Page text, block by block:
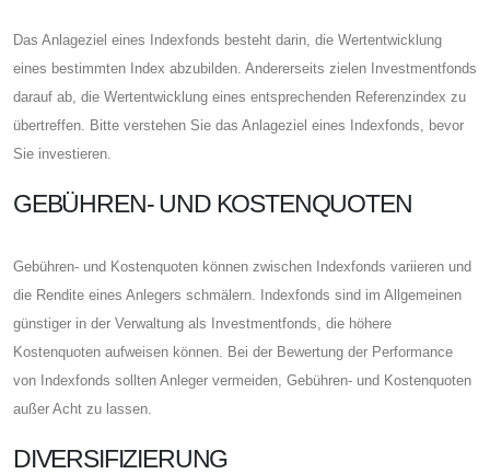
Das Anlageziel eines Indexfonds besteht darin, die Wertentwicklung
eines bestimmten Index abzubilden. Andererseits zielen Investmentfonds
darauf ab, die Wertentwicklung eines entsprechenden Referenzindex zu
übertreffen. Bitte verstehen Sie das Anlageziel eines Indexfonds, bevor
Sie investieren.
GEBÜHREN- UND KOSTENQUOTEN
Gebühren- und Kostenquoten können zwischen Indexfonds variieren und
die Rendite eines Anlegers schmälern. Indexfonds sind im Allgemeinen
günstiger in der Verwaltung als Investmentfonds, die höhere
Kostenquoten aufweisen können. Bei der Bewertung der Performance
von Indexfonds sollten Anleger vermeiden, Gebühren- und Kostenquoten
außer Acht zu lassen.
DIVERSIFIZIERUNG